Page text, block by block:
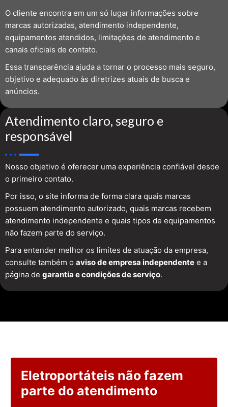
O cliente encontra em um só lugar informações sobre
marcas autorizadas, atendimento independente,
equipamentos atendidos, limitações de atendimento e
canais oficiais de contato.
Essa transparência ajuda a tornar o processo mais seguro,
objetivo e adequado às diretrizes atuais de busca e
anúncios.
Atendimento claro, seguro e
responsável
Nosso objetivo é oferecer uma experiência confiável desde
o primeiro contato.
Por isso, o site informa de forma clara quais marcas
possuem atendimento autorizado, quais marcas recebem
atendimento independente e quais tipos de equipamentos
não fazem parte do serviço.
Para entender melhor os limites de atuação da empresa,
consulte também o aviso de empresa independente e a
página de garantia e condições de serviço.
Eletroportáteis não fazem
parte do atendimento